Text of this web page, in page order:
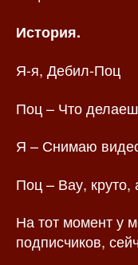
История.
Я-я, Дебил-Поц
Поц – Что
Я – Снимаю
Поц – Вау, круто,
На тот момент у
подписчиков,